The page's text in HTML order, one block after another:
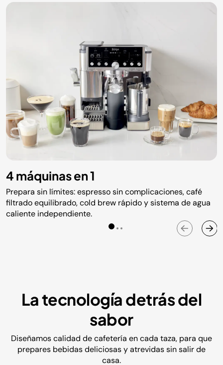
4 máquinas en 1
Prepara sin límites: espresso sin complicaciones, café
filtrado equilibrado, cold brew rápido y sistema de agua
caliente independiente.
La tecnología detrás del
sabor
Diseñamos calidad de cafetería en cada taza, para que
prepares bebidas deliciosas y atrevidas sin salir de
casa.